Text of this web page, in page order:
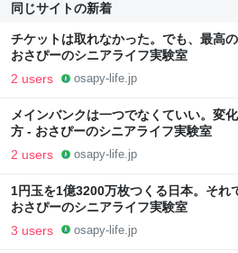
同じサイトの新着
チケットは取れなかった。でも、最高
おさぴーのシニアライフ実験室
2 users osapy-life.jp
メインバンクは一つでなくていい。変
方 - おさぴーのシニアライフ実験室
2 users osapy-life.jp
1円玉を1億3200万枚つくる日本。それ
おさぴーのシニアライフ実験室
3 users osapy-life.jp